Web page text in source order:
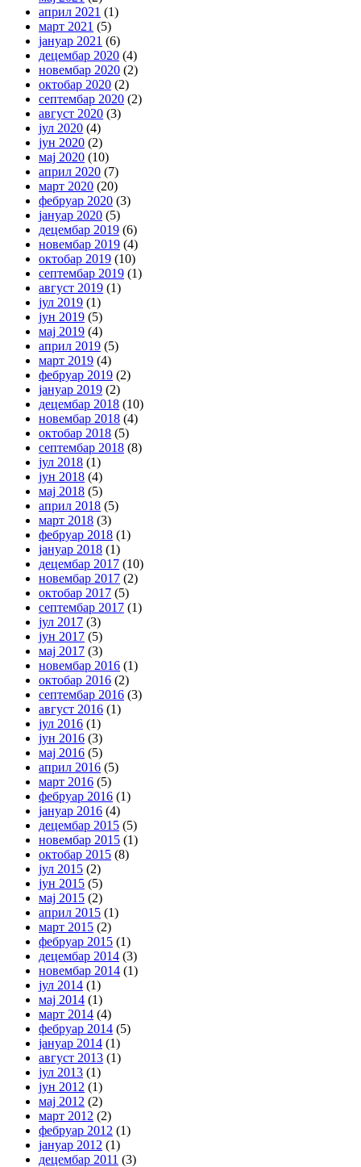
април 2021 (1)
март 2021 (5)
јануар 2021 (6)
децембар 2020 (4)
новембар 2020 (2)
октобар 2020 (2)
септембар 2020 (2)
август 2020 (3)
јул 2020 (4)
јун 2020 (2)
мај 2020 (10)
април 2020 (7)
март 2020 (20)
фебруар 2020 (3)
јануар 2020 (5)
децембар 2019 (6)
новембар 2019 (4)
октобар 2019 (10)
септембар 2019 (1)
август 2019 (1)
јул 2019 (1)
јун 2019 (5)
мај 2019 (4)
април 2019 (5)
март 2019 (4)
фебруар 2019 (2)
јануар 2019 (2)
децембар 2018 (10)
новембар 2018 (4)
октобар 2018 (5)
септембар 2018 (8)
јул 2018 (1)
јун 2018 (4)
мај 2018 (5)
април 2018 (5)
март 2018 (3)
фебруар 2018 (1)
јануар 2018 (1)
децембар 2017 (10)
новембар 2017 (2)
октобар 2017 (5)
септембар 2017 (1)
јул 2017 (3)
јун 2017 (5)
мај 2017 (3)
новембар 2016 (1)
октобар 2016 (2)
септембар 2016 (3)
август 2016 (1)
јул 2016 (1)
јун 2016 (3)
мај 2016 (5)
април 2016 (5)
март 2016 (5)
фебруар 2016 (1)
јануар 2016 (4)
децембар 2015 (5)
новембар 2015 (1)
октобар 2015 (8)
јул 2015 (2)
јун 2015 (5)
мај 2015 (2)
април 2015 (1)
март 2015 (2)
фебруар 2015 (1)
децембар 2014 (3)
новембар 2014 (1)
јул 2014 (1)
мај 2014 (1)
март 2014 (4)
фебруар 2014 (5)
јануар 2014 (1)
август 2013 (1)
јул 2013 (1)
јун 2012 (1)
мај 2012 (2)
март 2012 (2)
фебруар 2012 (1)
јануар 2012 (1)
децембар 2011 (3)